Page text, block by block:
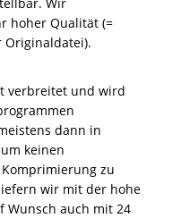
hoher Qualität (=
verbreitet und wird
dann in
keinen
zu
wir mit der hohe
Wunsch auch mit 24